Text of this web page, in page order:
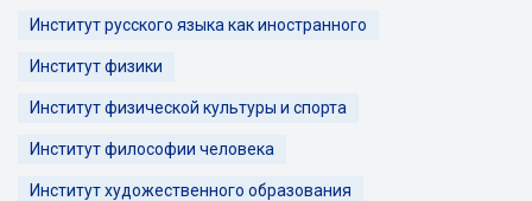
Институт русского языка как иностранного
Институт физики
Институт физической культуры и спорта
Институт философии человека
Институт художественного образования